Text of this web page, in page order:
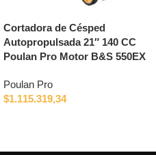
Cortadora de Césped
Autopropulsada 21″ 140 CC
Poulan Pro Motor B&S 550EX
Poulan Pro
$1.115.319,34